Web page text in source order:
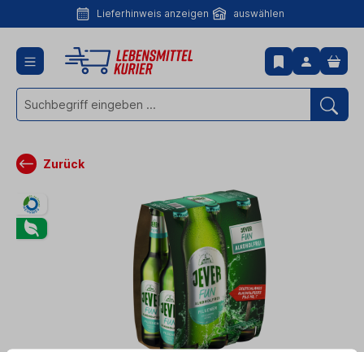
Lieferhinweis
Lieferhinweis anzeigen auswählen
Zurück